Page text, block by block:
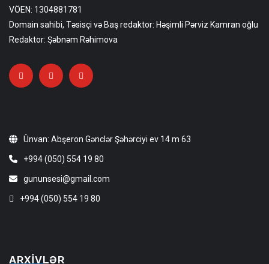
VÖEN: 1304881781
Domain sahibi, Təsisçi və Baş redaktor: Həşimli Pərviz Kamran oğlu
Redaktor: Şəbnəm Rəhimova
Ünvan: Abşeron Gənclər Şəhərciyi ev 14 m 63
+994 (050) 554 19 80
gununsesi@gmail.com
+994 (050) 554 19 80
ARXIVLƏR